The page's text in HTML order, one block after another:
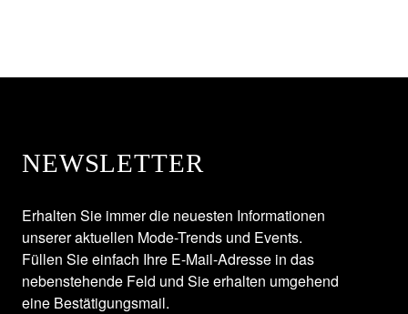
NEWSLETTER
Erhalten Sie immer die neuesten Informationen
unserer aktuellen Mode-Trends und Events.
Füllen Sie einfach Ihre E-Mail-Adresse in das
nebenstehende Feld und Sie erhalten umgehend
eine Bestätigungsmail.